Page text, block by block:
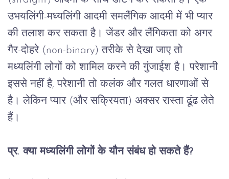
उभयलिंगी-मध्यलिंगी आदमी समलैंगिक आदमी में भी प्यार
की तलाश कर सकता है। जेंडर और लैंगिकता को अगर
गैर-दोहरे (non-binary) तरीके से देखा जाए तो
मध्यलिंगी लोगों को शामिल करने की गुंजाईश है। परेशानी
इससे नहीं है, परेशानी तो कलंक और गलत धारणाओं से
है। लेकिन प्यार (और सक्रियता) अक्सर रास्ता ढूंढ लेते
हैं।
प्र. क्या मध्यलिंगी लोगों के यौन संबंध हो सकते हैं?